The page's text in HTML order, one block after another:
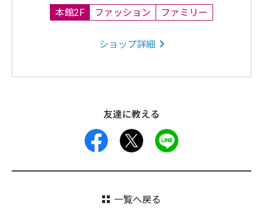
本館2F ファッション ファミリー
ショップ詳細
友達に教える
facebook
一覧へ戻る